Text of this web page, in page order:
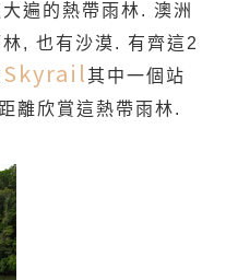
遍的熱帶雨林. 澳洲
, 也有沙漠. 有齊這2
Skyrail其中一個站
離欣賞這熱帶雨林.